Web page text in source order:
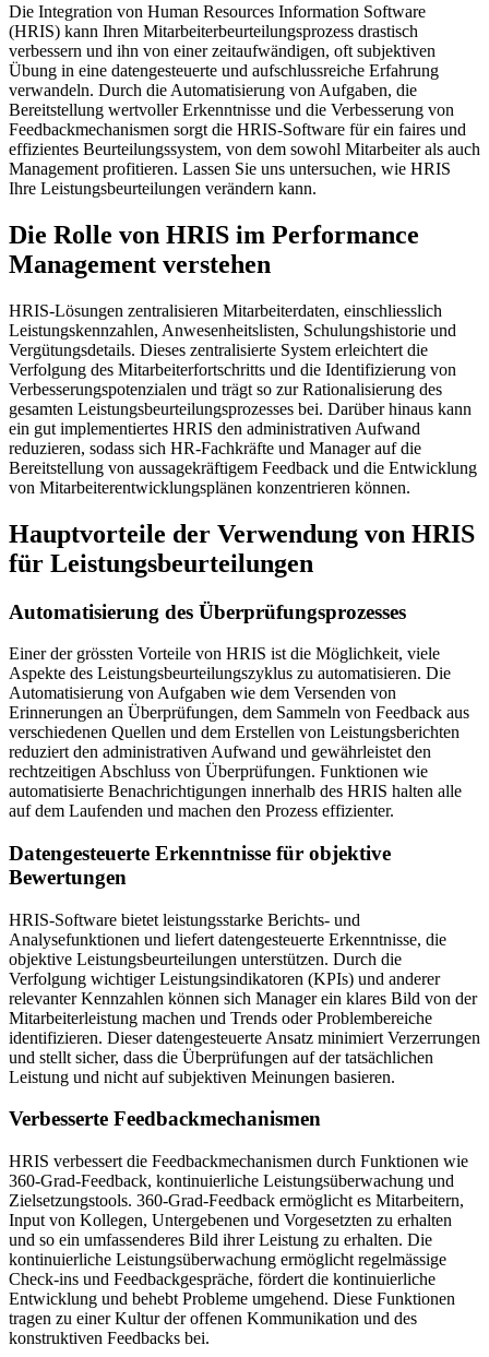
Die Integration von Human Resources Information Software
(HRIS) kann Ihren Mitarbeiterbeurteilungsprozess drastisch
verbessern und ihn von einer zeitaufwändigen, oft subjektiven
Übung in eine datengesteuerte und aufschlussreiche Erfahrung
verwandeln. Durch die Automatisierung von Aufgaben, die
Bereitstellung wertvoller Erkenntnisse und die Verbesserung von
Feedbackmechanismen sorgt die HRIS-Software für ein faires und
effizientes Beurteilungssystem, von dem sowohl Mitarbeiter als auch
Management profitieren. Lassen Sie uns untersuchen, wie HRIS
Ihre Leistungsbeurteilungen verändern kann.
Die Rolle von HRIS im Performance
Management verstehen
HRIS-Lösungen zentralisieren Mitarbeiterdaten, einschliesslich
Leistungskennzahlen, Anwesenheitslisten, Schulungshistorie und
Vergütungsdetails. Dieses zentralisierte System erleichtert die
Verfolgung des Mitarbeiterfortschritts und die Identifizierung von
Verbesserungspotenzialen und trägt so zur Rationalisierung des
gesamten Leistungsbeurteilungsprozesses bei. Darüber hinaus kann
ein gut implementiertes HRIS den administrativen Aufwand
reduzieren, sodass sich HR-Fachkräfte und Manager auf die
Bereitstellung von aussagekräftigem Feedback und die Entwicklung
von Mitarbeiterentwicklungsplänen konzentrieren können.
Hauptvorteile der Verwendung von HRIS
für Leistungsbeurteilungen
Automatisierung des Überprüfungsprozesses
Einer der grössten Vorteile von HRIS ist die Möglichkeit, viele
Aspekte des Leistungsbeurteilungszyklus zu automatisieren. Die
Automatisierung von Aufgaben wie dem Versenden von
Erinnerungen an Überprüfungen, dem Sammeln von Feedback aus
verschiedenen Quellen und dem Erstellen von Leistungsberichten
reduziert den administrativen Aufwand und gewährleistet den
rechtzeitigen Abschluss von Überprüfungen. Funktionen wie
automatisierte Benachrichtigungen innerhalb des HRIS halten alle
auf dem Laufenden und machen den Prozess effizienter.
Datengesteuerte Erkenntnisse für objektive
Bewertungen
HRIS-Software bietet leistungsstarke Berichts- und
Analysefunktionen und liefert datengesteuerte Erkenntnisse, die
objektive Leistungsbeurteilungen unterstützen. Durch die
Verfolgung wichtiger Leistungsindikatoren (KPIs) und anderer
relevanter Kennzahlen können sich Manager ein klares Bild von der
Mitarbeiterleistung machen und Trends oder Problembereiche
identifizieren. Dieser datengesteuerte Ansatz minimiert Verzerrungen
und stellt sicher, dass die Überprüfungen auf der tatsächlichen
Leistung und nicht auf subjektiven Meinungen basieren.
Verbesserte Feedbackmechanismen
HRIS verbessert die Feedbackmechanismen durch Funktionen wie
360-Grad-Feedback, kontinuierliche Leistungsüberwachung und
Zielsetzungstools. 360-Grad-Feedback ermöglicht es Mitarbeitern,
Input von Kollegen, Untergebenen und Vorgesetzten zu erhalten
und so ein umfassenderes Bild ihrer Leistung zu erhalten. Die
kontinuierliche Leistungsüberwachung ermöglicht regelmässige
Check-ins und Feedbackgespräche, fördert die kontinuierliche
Entwicklung und behebt Probleme umgehend. Diese Funktionen
tragen zu einer Kultur der offenen Kommunikation und des
konstruktiven Feedbacks bei.